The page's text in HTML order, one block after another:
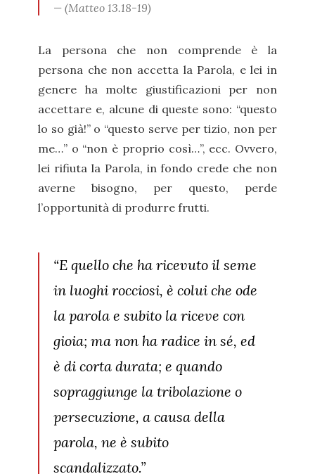
(Matteo 13.18-19)
La persona che non comprende è la
persona che non accetta la Parola, e lei in
genere ha molte giustificazioni per non
accettare e, alcune di queste sono: “questo
lo so già!” o “questo serve per tizio, non per
me…” o “non è proprio così…”, ecc. Ovvero,
lei rifiuta la Parola, in fondo crede che non
averne bisogno, per questo, perde
l’opportunità di produrre frutti.
“E quello che ha ricevuto il seme
in luoghi rocciosi, è colui che ode
la parola e subito la riceve con
gioia; ma non ha radice in sé, ed
è di corta durata; e quando
sopraggiunge la tribolazione o
persecuzione, a causa della
parola, ne è subito
scandalizzato.”